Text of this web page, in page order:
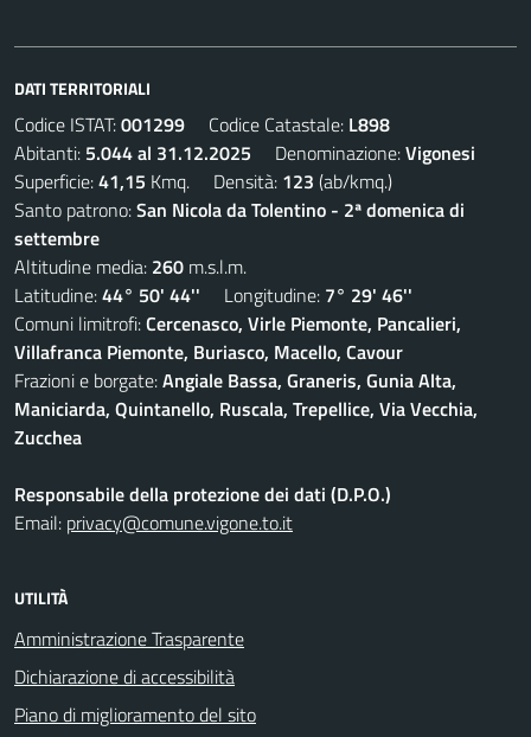
DATI TERRITORIALI
Codice ISTAT:001299 Codice Catastale: L898
Abitanti: 5.044 al 31.12.2025 Denominazione:Vigonesi
Superficie:41,15 Kmq. Densità: 123 (ab/kmq.)
Santo patrono:San Nicola da Tolentino - 2ª domenica di
settembre
Altitudine media: 260 m.s.l.m.
Latitudine:44° 50' 44'' Longitudine: 7° 29' 46''
Comuni limitrofi:Cercenasco, Virle Piemonte, Pancalieri,
Villafranca Piemonte, Buriasco, Macello, Cavour
Frazioni e borgate:Angiale Bassa, Graneris, Gunia Alta,
Maniciarda, Quintanello, Ruscala, Trepellice, Via Vecchia,
Zucchea
Responsabile della protezione dei dati (D.P.O.)
Email: privacy@comune.vigone.to.it
UTILITÀ
Amministrazione Trasparente
Dichiarazione di accessibilità
Piano di miglioramento del sito